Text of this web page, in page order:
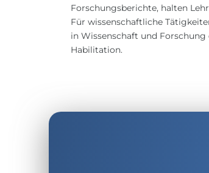
Forschungsberichte, halten
Für wissenschaftliche
in Wissenschaft und
Habilitation.